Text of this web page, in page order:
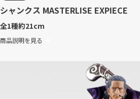
シャンクス MASTERLISE EXPIECE
全1種約21cm
商品説明を見る